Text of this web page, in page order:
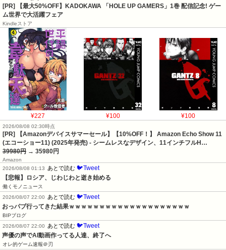
[PR] 【最大50%OFF】KADOKAWA 「HOLE UP GAMERS」1巻 配信記念! ゲー
ム世界で大活躍フェア
Kindleストア
¥227 ¥100 ¥100
2026/08/08 02:30時点
[PR] 【Amazonデバイスサマーセール】【10%OFF！】 Amazon Echo Show 11
(エコーショー11) (2025年発売) - シームレスなデザイン、11インチフルH…
39980円 → 35980円
Amazon
2026/08/08 01:13 あとで読む 🐦Tweet
【悲報】ロシア、じわじわと逝き始める
働くモノニュース
2026/08/07 22:00 あとで読む 🐦Tweet
おっパブ行ってきた結果ｗｗｗｗｗｗｗｗｗｗｗｗｗｗｗｗｗｗｗｗ
BIPブログ
2026/08/07 22:00 あとで読む 🐦Tweet
声優の声でAI動画作ってる人達、終了へ
オレ的ゲーム速報＠刃